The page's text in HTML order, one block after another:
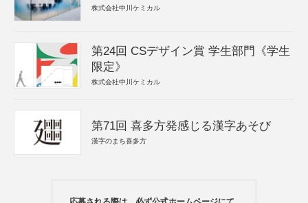
株式会社中川ケミカル
第24回 CSデザイン賞 学生部門《学生
限定》
株式会社中川ケミカル
第71回 喜多方発感じる漢字あそび
漢字のまち喜多方
応募される際は、必ず公式ホームページにて